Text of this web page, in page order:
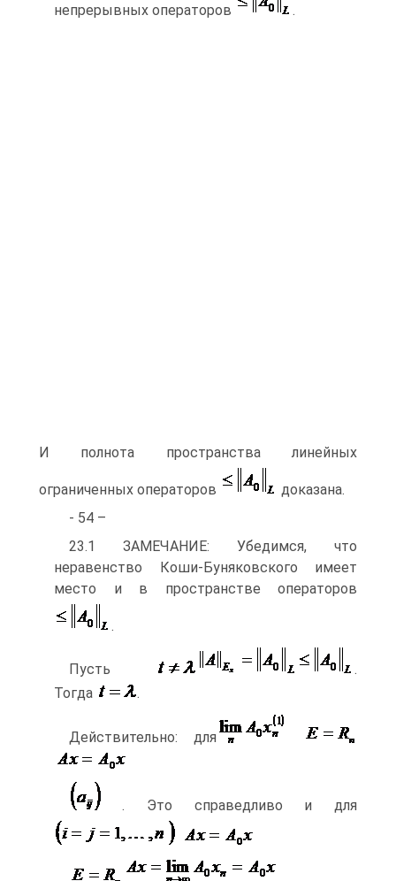
непрерывных операторов .
И полнота пространства линейных
ограниченных операторов
доказана.
- 54 –
23.1 ЗАМЕЧАНИЕ: Убедимся, что
неравенство Коши-Буняковского имеет
место и в пространстве операторов
.
Пусть
.
Тогда
.
Действительно: для
. Это справедливо и для